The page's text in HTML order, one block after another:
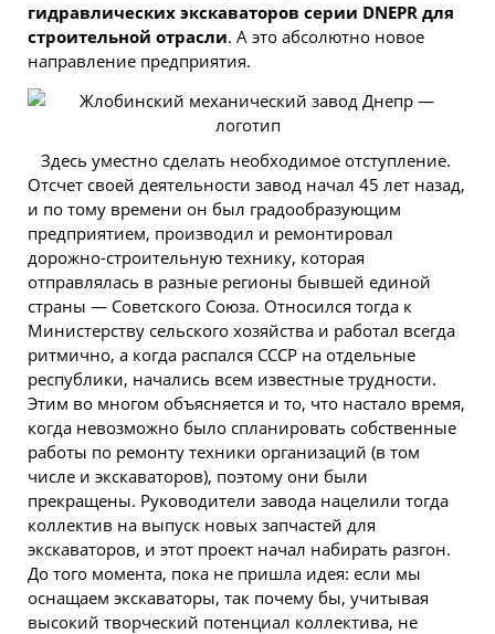
гидравлических экскаваторов серии DNEPR для
строительной отрасли. А это абсолютно новое
направление предприятия.
Здесь уместно сделать необходимое отступление.
Отсчет своей деятельности завод начал 45 лет назад,
и по тому времени он был градообразующим
предприятием, производил и ремонтировал
дорожно-строительную технику, которая
отправлялась в разные регионы бывшей единой
страны — Советского Союза. Относился тогда к
Министерству сельского хозяйства и работал всегда
ритмично, а когда распался СССР на отдельные
республики, начались всем известные трудности.
Этим во многом объясняется и то, что настало время,
когда невозможно было спланировать собственные
работы по ремонту техники организаций (в том
числе и экскаваторов), поэтому они были
прекращены. Руководители завода нацелили тогда
коллектив на выпуск новых запчастей для
экскаваторов, и этот проект начал набирать разгон.
До того момента, пока не пришла идея: если мы
оснащаем экскаваторы, так почему бы, учитывая
высокий творческий потенциал коллектива, не